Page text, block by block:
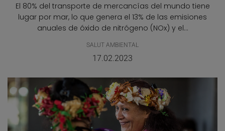
El 80% del transporte de mercancías del mundo tiene
lugar por mar, lo que genera el 13% de las emisiones
anuales de óxido de nitrógeno (NOx) y el...
SALUT AMBIENTAL
17.02.2023